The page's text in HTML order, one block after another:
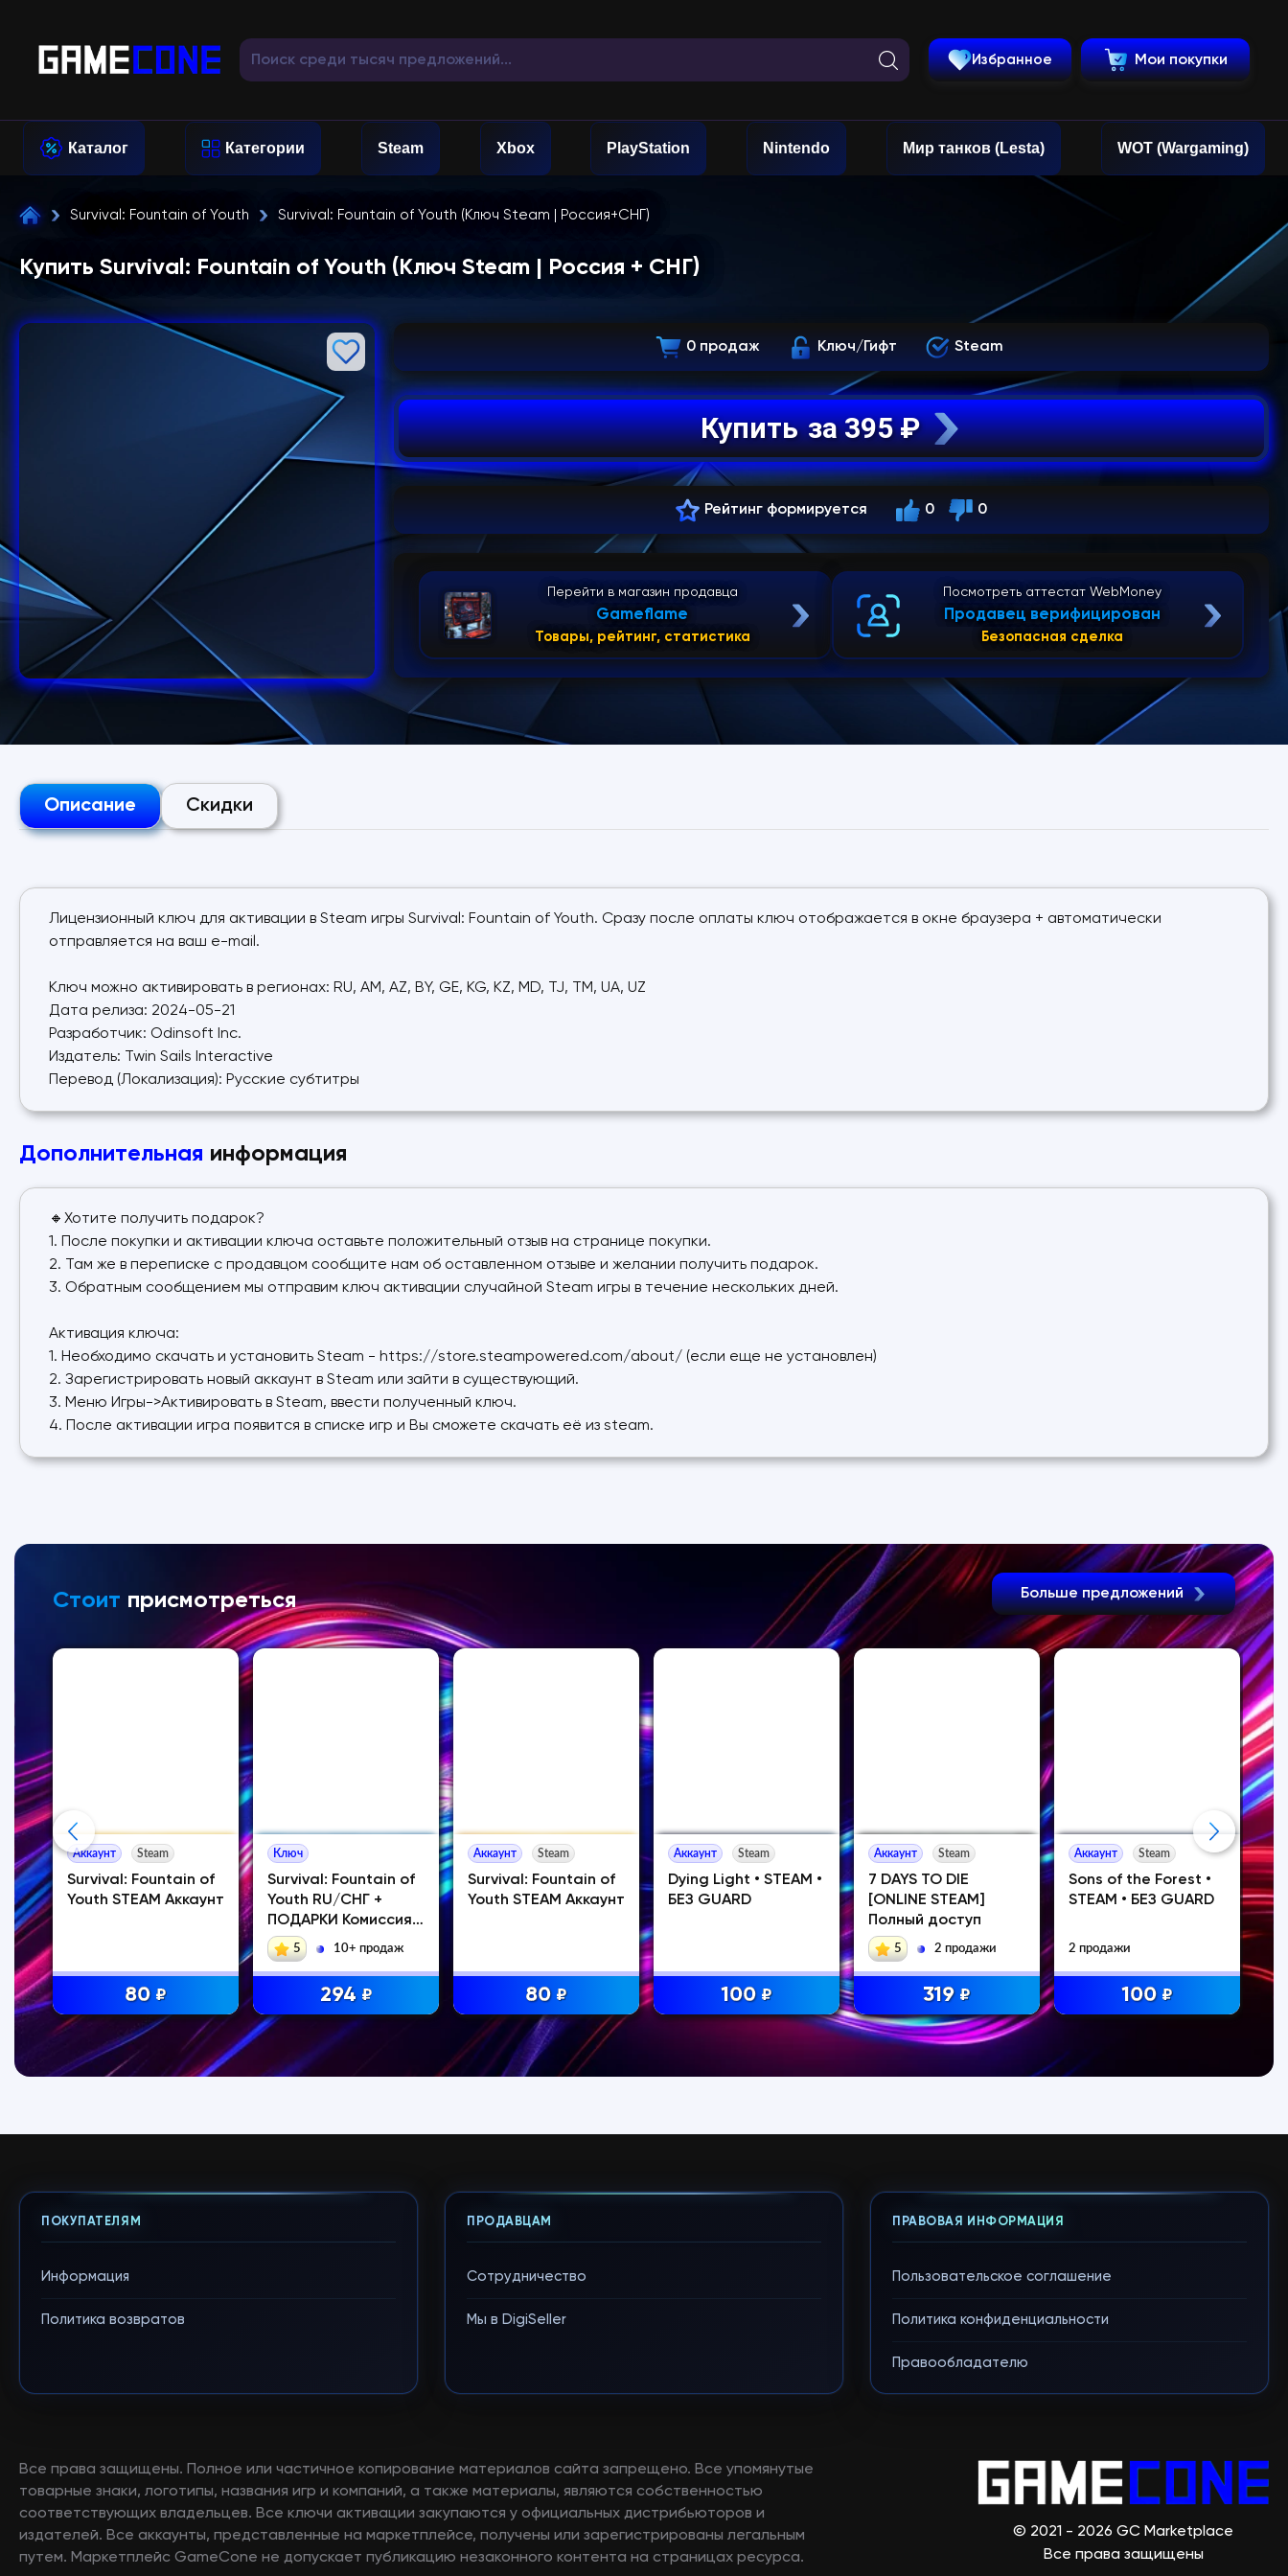
Избранное Мои покупки
Каталог Категории Steam Xbox PlayStation Nintendo Мир танков (Lesta) WOT (Wargaming)
Survival: Fountain of Youth Survival: Fountain of Youth (Ключ Steam | Россия+СНГ)
Купить Survival: Fountain of Youth (Ключ Steam | Россия + СНГ)
0 продаж Ключ/Гифт Steam
Купить за 395 ₽
Рейтинг формируется 0 0
Перейти в магазин продавца
Gameflame
Товары, рейтинг, статистика
Посмотреть аттестат WebMoney
Продавец верифицирован
Безопасная сделка
Описание Скидки
Лицензионный ключ для активации в Steam игры Survival: Fountain of Youth. Сразу после оплаты ключ отображается в окне браузера + автоматически
отправляется на ваш e-mail.
Ключ можно активировать в регионах: RU, AM, AZ, BY, GE, KG, KZ, MD, TJ, TM, UA, UZ
Дата релиза: 2024-05-21
Разработчик: Odinsoft Inc.
Издатель: Twin Sails Interactive
Перевод (Локализация): Русские субтитры
Дополнительная информация
🔸Хотите получить подарок?
1. После покупки и активации ключа оставьте положительный отзыв на странице покупки.
2. Там же в переписке с продавцом сообщите нам об оставленном отзыве и желании получить подарок.
3. Обратным сообщением мы отправим ключ активации случайной Steam игры в течение нескольких дней.
Активация ключа:
1. Необходимо скачать и установить Steam - https://store.steampowered.com/about/ (если еще не установлен)
2. Зарегистрировать новый аккаунт в Steam или зайти в существующий.
3. Меню Игры->Активировать в Steam, ввести полученный ключ.
4. После активации игра появится в списке игр и Вы сможете скачать её из steam.
Стоит присмотреться Больше предложений
Аккаунт Steam
Survival: Fountain of
Youth STEAM Аккаунт
80 ₽
Ключ
Survival: Fountain of
Youth RU/СНГ +
ПОДАРКИ Комиссия
0
5 10+ продаж
294 ₽
Аккаунт Steam
Survival: Fountain of
Youth STEAM Аккаунт
80 ₽
Аккаунт Steam
Dying Light • STEAM •
БЕЗ GUARD
100 ₽
Аккаунт Steam
7 DAYS TO DIE
[ONLINE STEAM]
Полный доступ
5 2 продажи
319 ₽
Аккаунт Steam
Sons of the Forest •
STEAM • БЕЗ GUARD
2 продажи
100 ₽
ПОКУПАТЕЛЯМ
Информация
Политика возвратов
ПРОДАВЦАМ
Сотрудничество
Мы в DigiSeller
ПРАВОВАЯ ИНФОРМАЦИЯ
Пользовательское соглашение
Политика конфиденциальности
Правообладателю
Все права защищены. Полное или частичное копирование материалов сайта запрещено. Все упомянутые
товарные знаки, логотипы, названия игр и компаний, а также материалы, являются собственностью
соответствующих владельцев. Все ключи активации закупаются у официальных дистрибьюторов и
издателей. Все аккаунты, представленные на маркетплейсе, получены или зарегистрированы легальным
путем. Маркетплейс GameCone не допускает публикацию незаконного контента на страницах ресурса.
© 2021 - 2026 GC Marketplace
Все права защищены